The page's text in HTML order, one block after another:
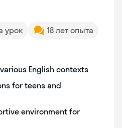
урок
18 лет опыта
English contexts
for teens and
environment for